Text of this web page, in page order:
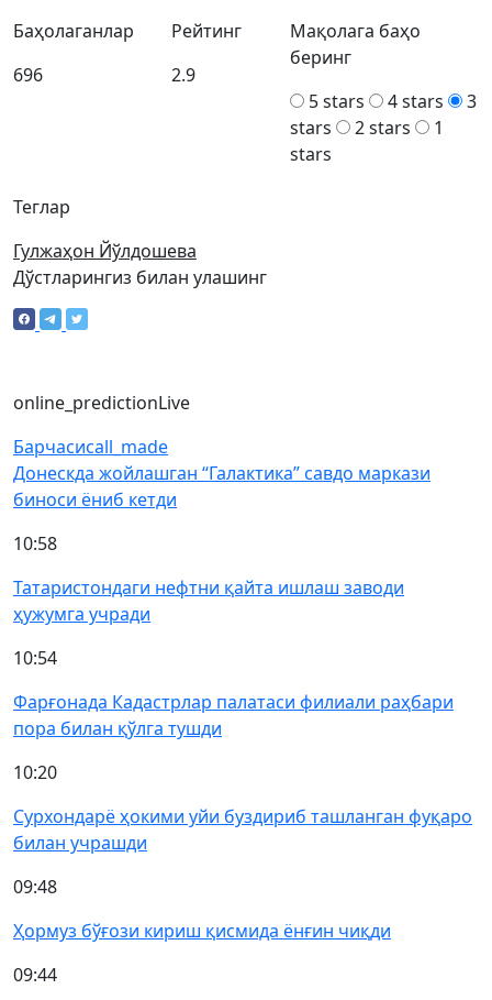
Теглар
Гулжаҳон Йўлдошева
Баҳолаганлар
696
Рейтинг
2.9
Мақолага баҳо
беринг
5 stars
4 stars
3
stars
2 stars
1
stars
Дўстларингиз билан улашинг
online_predictionLive
Барчасиcall_made
Донескда жойлашган “Галактика” савдо маркази
биноси ёниб кетди
10:58
Татаристондаги нефтни қайта ишлаш заводи
ҳужумга учради
10:54
Фарғонада Кадастрлар палатаси филиали раҳбари
пора билан қўлга тушди
10:20
Сурхондарё ҳокими уйи буздириб ташланган фуқаро
билан учрашди
09:48
Ҳормуз бўғози кириш қисмида ёнғин чиқди
09:44